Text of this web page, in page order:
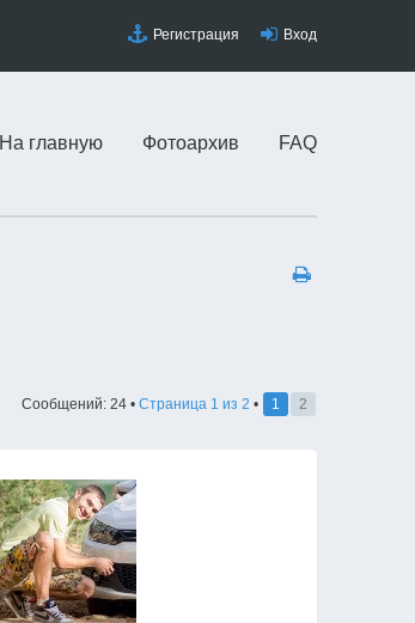
Регистрация Вход
На главную Фотоархив FAQ
Сообщений: 24 • Страница 1 из 2 • 1 2